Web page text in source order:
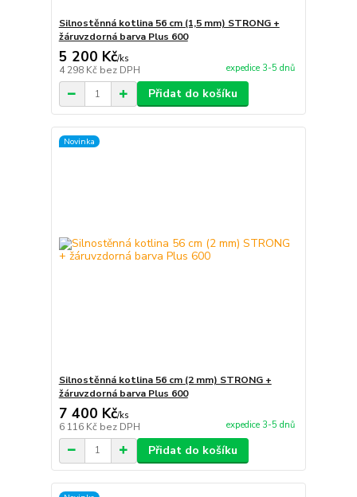
Silnostěnná kotlina 56 cm (1,5 mm) STRONG +
žáruvzdorná barva Plus 600
5 200 Kč/ks
4 298 Kč bez DPH expedice 3-5 dnů
Přidat do košíku
Novinka
Silnostěnná kotlina 56 cm (2 mm) STRONG +
žáruvzdorná barva Plus 600
7 400 Kč/ks
6 116 Kč bez DPH expedice 3-5 dnů
Přidat do košíku